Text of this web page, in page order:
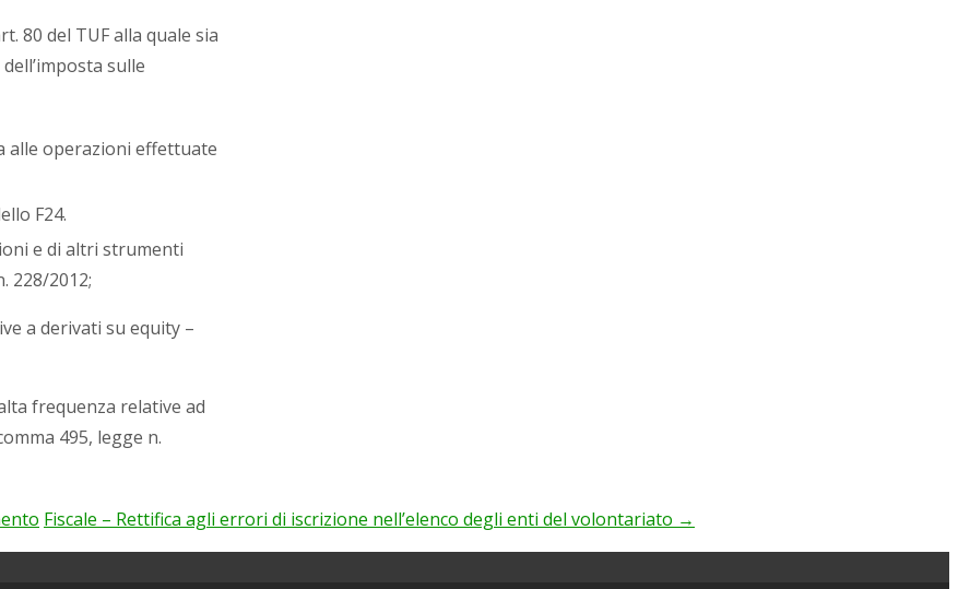
80 del TUF alla quale sia
sulle
alle operazioni effettuate
F24.
e di altri strumenti
228/2012;
a derivati su equity –
frequenza relative ad
495, legge n.
Fiscale – Rettifica agli errori di iscrizione nell’elenco degli enti del volontariato →